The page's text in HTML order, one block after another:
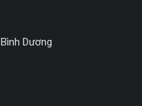
Dương